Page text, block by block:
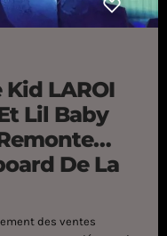
LAROI
Lil Baby
De La
des ventes